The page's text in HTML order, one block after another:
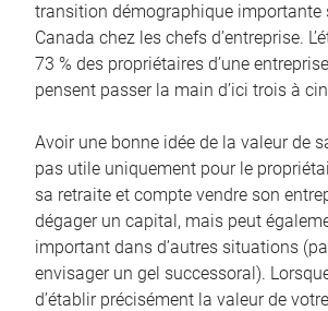
transition démographique importante
Canada chez les chefs d’entreprise.
73 % des propriétaires d’une
pensent passer la main d’ici trois à
Avoir une bonne idée de la valeur de
pas utile uniquement pour le
sa retraite et compte vendre son
dégager un capital, mais peut
important dans d’autres situations
envisager un gel successoral).
d’établir précisément la valeur de